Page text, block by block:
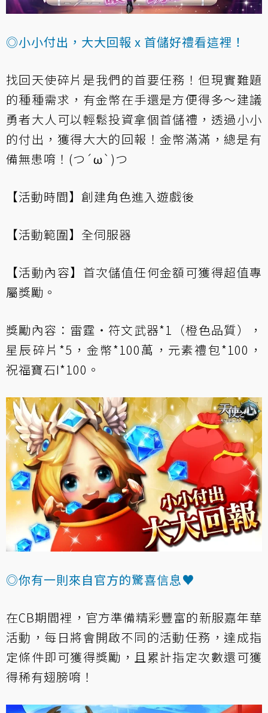
◎小小付出，大大回報 x 首儲好禮看這裡！
找回天使碎片是我們的首要任務！但現實難題
的種種需求，有金幣在手還是方便得多～建議
勇者大人可以輕鬆投資拿個首儲禮，透過小小
的付出，獲得大大的回報！金幣滿滿，總是有
備無患唷！(つ´ω`)つ
【活動時間】創建角色進入遊戲後
【活動範圍】全伺服器
【活動內容】首次儲值任何金額可獲得超值專
屬獎勵。
獎勵內容：雷霆‧符文武器*1（橙色品質），
星辰碎片*5，金幣*100萬，元素禮包*100，
祝福寶石I*100。
◎你有一則來自官方的驚喜信息♥
在CB期間裡，官方準備精彩豐富的新服嘉年華
活動，每日將會開啟不同的活動任務，達成指
定條件即可獲得獎勵，且累計指定次數還可獲
得稀有翅膀唷！